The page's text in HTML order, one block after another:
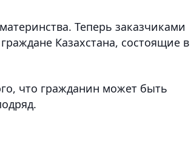
Теперь заказчиками
Казахстана, состоящие в
что гражданин может быть